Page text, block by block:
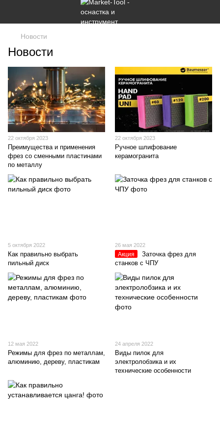
Новости
Новости
22 октября 2023
Преимущества и применения
фрез со сменными пластинами
по металлу
22 октября 2023
Ручное шлифование
керамогранита
5 октября 2022
Как правильно выбрать
пильный диск
26 мая 2022
Акция
Заточка фрез для
станков с ЧПУ
12 мая 2022
Режимы для фрез по металлам,
алюминию, дереву, пластикам
24 апреля 2022
Виды пилок для
электролобзика и их
технические особенности